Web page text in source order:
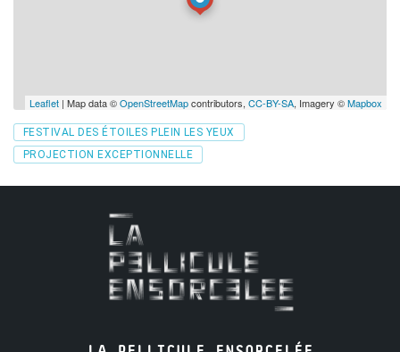
Leaflet | Map data ©OpenStreetMapcontributors, CC-BY-SA, Imagery ©Mapbox
Tags
FESTIVAL DES ÉTOILES PLEIN LES YEUX
PROJECTION EXCEPTIONNELLE